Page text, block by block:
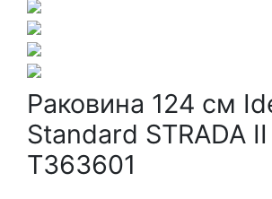
Раковина 124 см
Standard STRADA II
T363601